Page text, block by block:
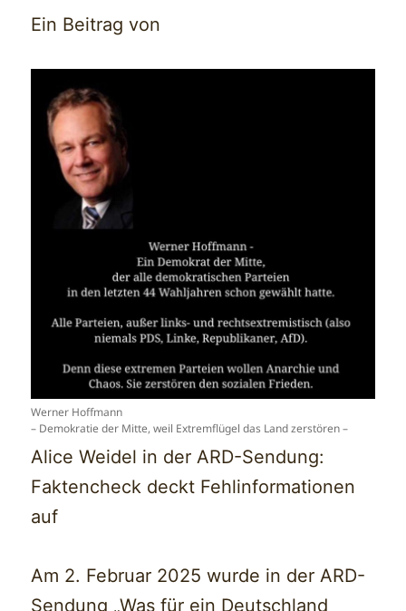
Ein Beitrag von
Werner Hoffmann
– Demokratie der Mitte, weil Extremflügel das Land zerstören –
Alice Weidel in der ARD-Sendung:
Faktencheck deckt Fehlinformationen
auf
Am 2. Februar 2025 wurde in der ARD-
Sendung „Was für ein Deutschland